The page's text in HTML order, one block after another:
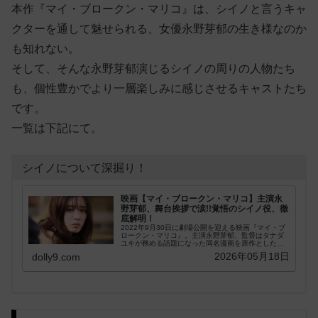
本作『マイ・ブロークン・マリコ』は、シイノと言うキャ
クターを通して魅せられる、女優永野芽郁の生き様なのか
も知れない。
そして、そんな永野芽郁演じるシイノの周りの人物たち
も、個性豊かでより一層楽しみに感じさせるキャストたち
です。
一覧は下記にて。
シイノについて深掘り！
映画【マイ・ブロークン・マリコ】主演永
野芽郁、舞台挨拶で涙!!覚悟のシイノ役、徹
底解明！
2022年9月30日に劇場公開を迎える映画『マイ・ブ
ロークン・マリコ』。主演永野芽郁、監督はタナダ
ユキが務める話題になった同名漫画を原作とした実
写化作品。先日に完成披露試写会が行われ、主演の
dolly9.com 2026年05月18日